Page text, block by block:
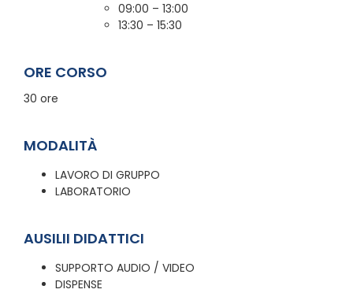
09:00 – 13:00
13:30 – 15:30
ORE CORSO
30 ore
MODALITÀ
LAVORO DI GRUPPO
LABORATORIO
AUSILII DIDATTICI
SUPPORTO AUDIO / VIDEO
DISPENSE